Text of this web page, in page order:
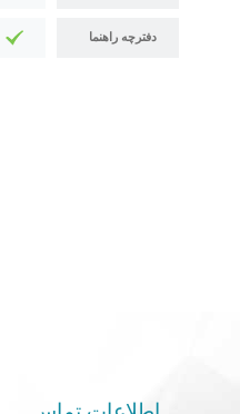
دفترچه راهنما